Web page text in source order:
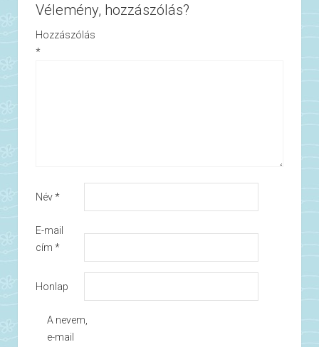
Vélemény, hozzászólás?
Hozzászólás
*
Név*
E-mail
cím *
Honlap
A nevem,
e-mail